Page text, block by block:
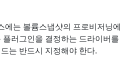
에는 볼륨스냅샷의 프로비저닝에
플러그인을 결정하는 드라이버를
는 반드시 지정해야 한다.